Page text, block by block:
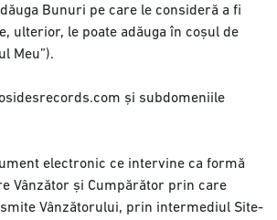
Bunuri pe care le consideră a fi
ulterior, le poate adăuga în coșul de
Meu”).
și subdomeniile
electronic ce intervine ca formă
Vânzător și Cumpărător prin care
Vânzătorului, prin intermediul Site-